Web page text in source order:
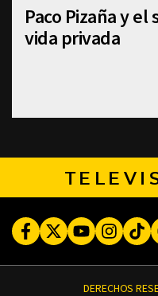
Paco Pizaña y
vida privada
FacebookTwitterYoutube
DERECHOS